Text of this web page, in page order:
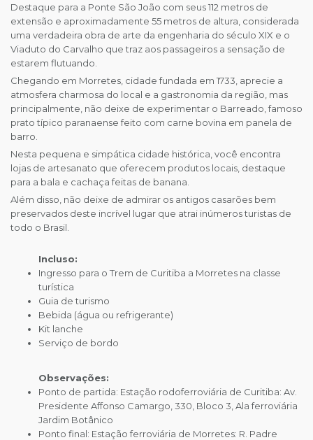
Destaque para a Ponte São João com seus 112 metros de
extensão e aproximadamente 55 metros de altura, considerada
uma verdadeira obra de arte da engenharia do século XIX e o
Viaduto do Carvalho que traz aos passageiros a sensação de
estarem flutuando.
Chegando em Morretes, cidade fundada em 1733, aprecie a
atmosfera charmosa do local e a gastronomia da região, mas
principalmente, não deixe de experimentar o Barreado, famoso
prato típico paranaense feito com carne bovina em panela de
barro.
Nesta pequena e simpática cidade histórica, você encontra
lojas de artesanato que oferecem produtos locais, destaque
para a bala e cachaça feitas de banana.
Além disso, não deixe de admirar os antigos casarões bem
preservados deste incrível lugar que atrai inúmeros turistas de
todo o Brasil.
Incluso:
Ingresso para o Trem de Curitiba a Morretes na classe
turística
Guia de turismo
Bebida (água ou refrigerante)
Kit lanche
Serviço de bordo
Observações:
Ponto de partida: Estação rodoferroviária de Curitiba: Av.
Presidente Affonso Camargo, 330, Bloco 3, Ala ferroviária
Jardim Botânico
Ponto final: Estação ferroviária de Morretes: R. Padre